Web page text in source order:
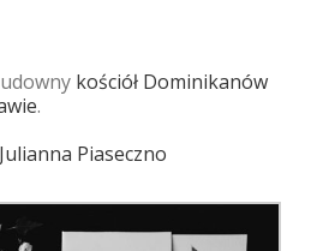
kościół Dominikanów
.
Piaseczno